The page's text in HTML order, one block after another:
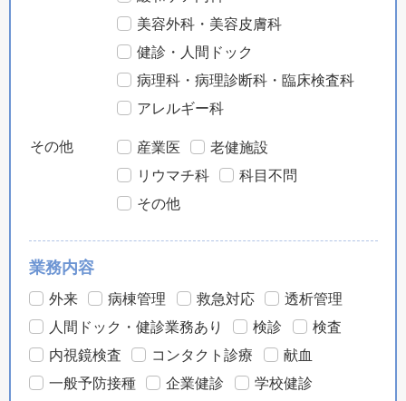
美容外科・美容皮膚科
健診・人間ドック
病理科・病理診断科・臨床検査科
アレルギー科
その他 産業医
老健施設
リウマチ科
科目不問
その他
業務内容
外来 病棟管理 救急対応
透析管理
人間ドック・健診業務あり
検診
検査
内視鏡検査
コンタクト診療
献血
一般予防接種
企業健診
学校健診